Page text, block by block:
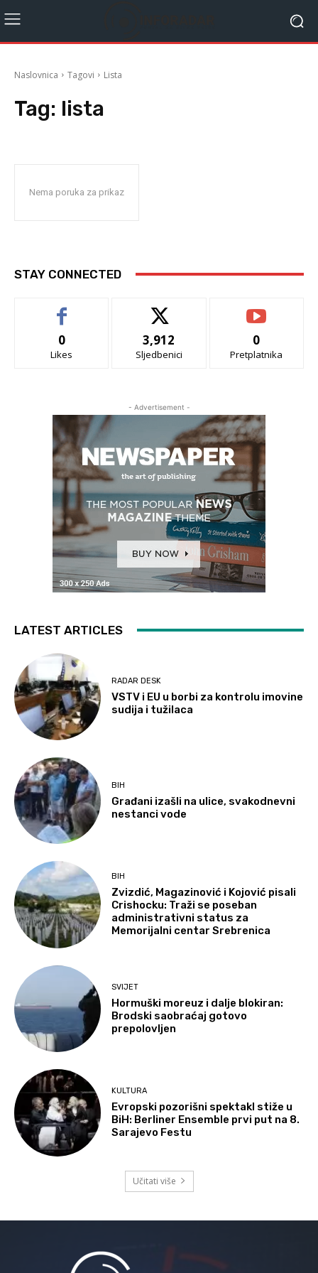
Naslovnica Tagovi Lista
Tag: lista
Nema poruka za prikaz
STAY CONNECTED
0
Likes
3,912
Sljedbenici
0
Pretplatnika
- Advertisement -
LATEST ARTICLES
RADAR DESK
VSTV i EU u borbi za kontrolu imovine
sudija i tužilaca
BIH
Građani izašli na ulice, svakodnevni
nestanci vode
BIH
Zvizdić, Magazinović i Kojović pisali
Crishocku: Traži se poseban
administrativni status za
Memorijalni centar Srebrenica
SVIJET
Hormuški moreuz i dalje blokiran:
Brodski saobraćaj gotovo
prepolovljen
KULTURA
Evropski pozorišni spektakl stiže u
BiH: Berliner Ensemble prvi put na 8.
Sarajevo Festu
Učitati više